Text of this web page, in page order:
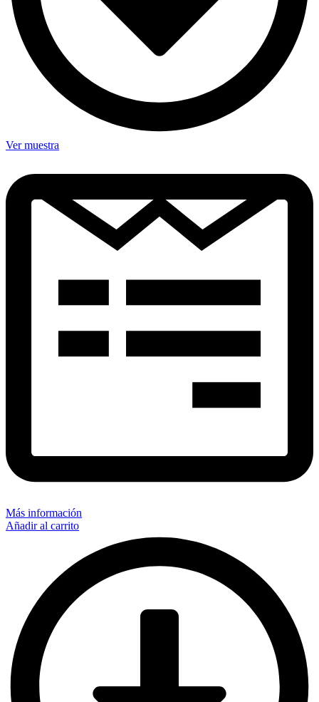
Ver muestra
Más información
Añadir al carrito